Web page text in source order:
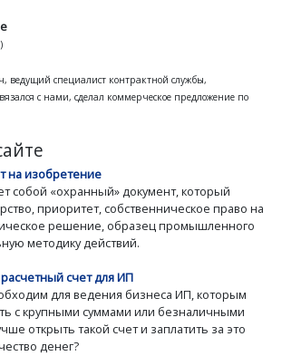
ведущий специалист контрактной службы,
с нами, сделал коммерческое предложение по
на изобретение
собой «охранный» документ, который
приоритет, собственническое право на
решение, образец промышленного
методику действий.
счет для ИП
для ведения бизнеса ИП, которым
с крупными суммами или безналичными
открыть такой счет и заплатить за это
денег?